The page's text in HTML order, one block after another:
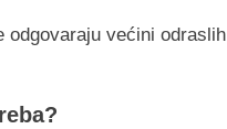
većini odraslih